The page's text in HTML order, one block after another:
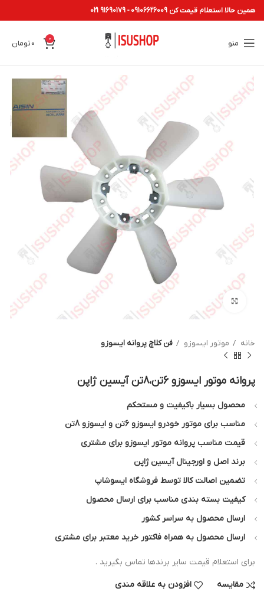
همین حالا استعلام قیمت کن 09106626009 - 91690179 021
منو 0
0تومان
بزرگنمایی تصویر
خانه موتور ایسوزو فن کلاچ پروانه ایسوزو
پروانه موتور ایسوزو 6تن،8تن آیسین ژاپن
محصول بسیار باکیفیت و مستحکم
مناسب برای موتور خودرو ایسوزو 6تن و ایسوزو 8تن
قیمت مناسب پروانه موتور ایسوزو برای مشتری
برند اصل و اورجینال آیسین ژاپن
تضمین اصالت کالا توسط فروشگاه ایسوشاپ
کیفیت بسته بندی مناسب برای ارسال محصول
ارسال محصول به سراسر کشور
ارسال محصول به همراه فاکتور خرید معتبر برای مشتری
برای استعلام قیمت سایر برندها تماس بگیرید .
مقایسه افزودن به علاقه مندی